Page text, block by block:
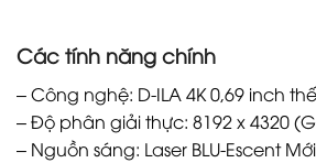
Các tính năng chính
– Công nghệ: D-ILA 4K 0,69 inch
– Độ phân giải thực: 8192 x 4320
– Nguồn sáng: Laser BLU-Escent